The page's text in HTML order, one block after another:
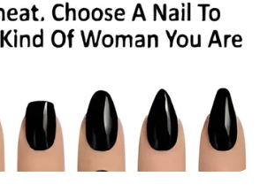
2 – 4 – 3 – 7 – 16 – 9
– 3 – 5 – 15 – 4